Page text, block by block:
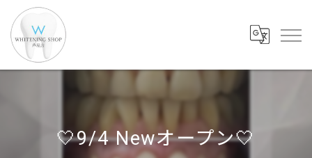
🤍9/4 Newオープン🤍